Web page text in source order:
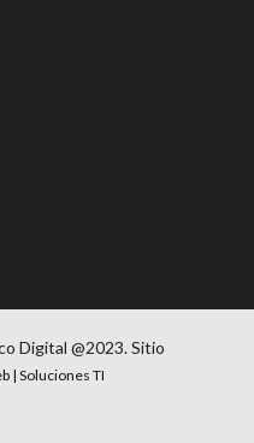
Digital @2023. Sitio
| Soluciones TI